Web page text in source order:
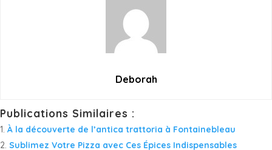
Deborah
Publications Similaires :
À la découverte de l’antica trattoria à Fontainebleau
Sublimez Votre Pizza avec Ces Épices Indispensables